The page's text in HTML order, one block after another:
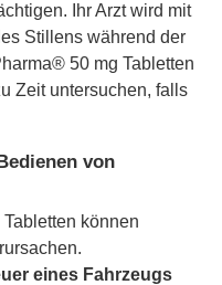
Ihr Arzt wird mit
Stillens während der
50 mg Tabletten
Zeit untersuchen, falls
von
können
eines Fahrzeugs